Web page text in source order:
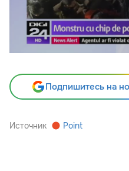
Подпишитесь на
Источник Point